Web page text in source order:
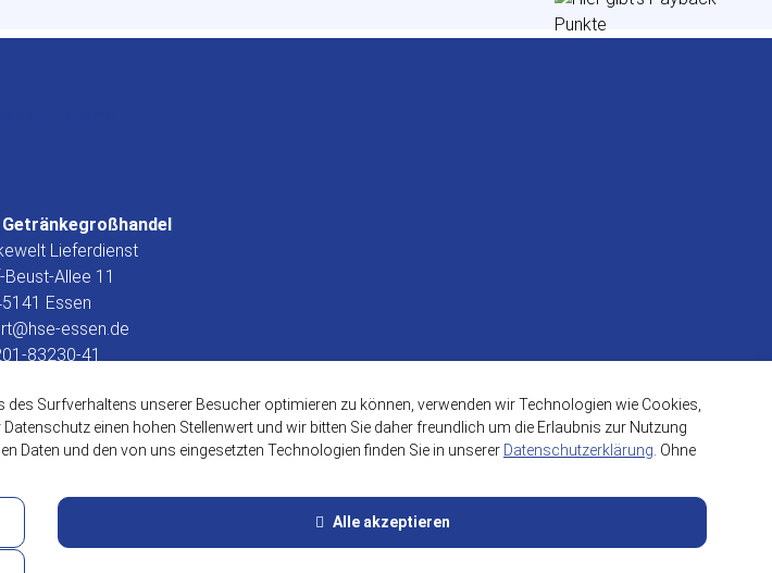
Getränkegroßhandel
Lieferdienst
Beust-Allee 11
Essen
essen.de
83230-41
Surfverhaltens unserer Besucher optimieren zu können, verwenden wir Technologien wie Cookies,
einen hohen Stellenwert und wir bitten Sie daher freundlich um die Erlaubnis zur Nutzung
Daten und den von uns eingesetzten Technologien finden Sie in unserer Datenschutzerklärung . Ohne
Website-Analyse-Tools zur statistischen Auswertung und Analyse des Surfverhaltens der
Website-Besucher.
Alle akzeptieren